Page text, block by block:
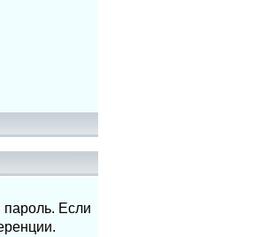
пароль. Если